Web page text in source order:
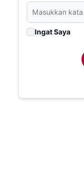
Ingat Saya